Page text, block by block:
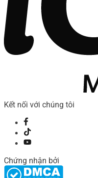
Kết nối với chúng tôi
Chứng nhận bởi